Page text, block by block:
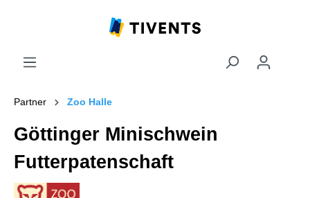
Partner Zoo Halle
Göttinger Minischwein
Futterpatenschaft